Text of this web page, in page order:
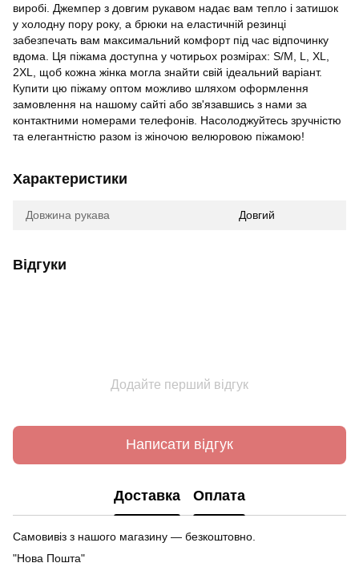
виробі. Джемпер з довгим рукавом надає вам тепло і затишок
у холодну пору року, а брюки на еластичній резинці
забезпечать вам максимальний комфорт під час відпочинку
вдома. Ця піжама доступна у чотирьох розмірах: S/M, L, XL,
2XL, щоб кожна жінка могла знайти свій ідеальний варіант.
Купити цю піжаму оптом можливо шляхом оформлення
замовлення на нашому сайті або зв'язавшись з нами за
контактними номерами телефонів. Насолоджуйтесь зручністю
та елегантністю разом із жіночою велюровою піжамою!
Характеристики
Довжина рукава Довгий
Відгуки
Додайте перший відгук
Написати відгук
Доставка Оплата
Самовивіз з нашого магазину — безкоштовно.
"Нова Пошта"